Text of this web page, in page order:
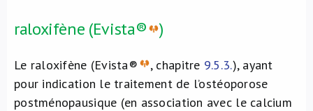
raloxifène (Evista® )
Le raloxifène (Evista® , chapitre 9.5.3.), ayant
pour indication le traitement de l’ostéoporose
postménopausique (en association avec le calcium